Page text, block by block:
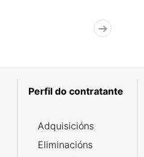
Perfil do contratante
Adquisicións
Eliminacións